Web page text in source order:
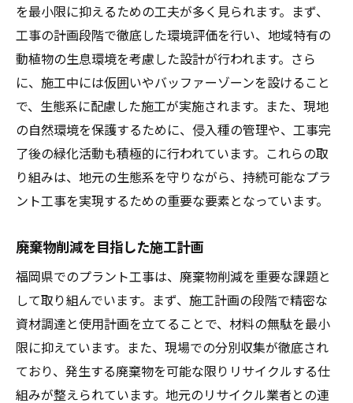
を最小限に抑えるための工夫が多く見られます。まず、
工事の計画段階で徹底した環境評価を行い、地域特有の
動植物の生息環境を考慮した設計が行われます。さら
に、施工中には仮囲いやバッファーゾーンを設けること
で、生態系に配慮した施工が実施されます。また、現地
の自然環境を保護するために、侵入種の管理や、工事完
了後の緑化活動も積極的に行われています。これらの取
り組みは、地元の生態系を守りながら、持続可能なプラ
ント工事を実現するための重要な要素となっています。
廃棄物削減を目指した施工計画
福岡県でのプラント工事は、廃棄物削減を重要な課題と
して取り組んでいます。まず、施工計画の段階で精密な
資材調達と使用計画を立てることで、材料の無駄を最小
限に抑えています。また、現場での分別収集が徹底され
ており、発生する廃棄物を可能な限りリサイクルする仕
組みが整えられています。地元のリサイクル業者との連